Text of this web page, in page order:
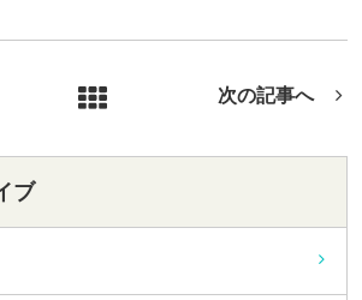
次の記事へ
ブ